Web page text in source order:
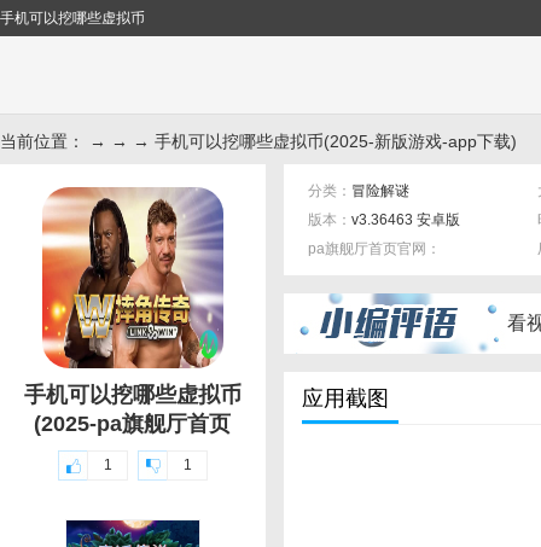
手机可以挖哪些虚拟币
当前位置： → → → 手机可以挖哪些虚拟币(2025-新版游戏-app下载)
手机可以挖哪些虚拟币
(2025-pa旗舰厅首页
1 1
分类： 冒险解谜
版本： v3.36463 安卓版
pa旗舰厅首页官网：
看
应用截图